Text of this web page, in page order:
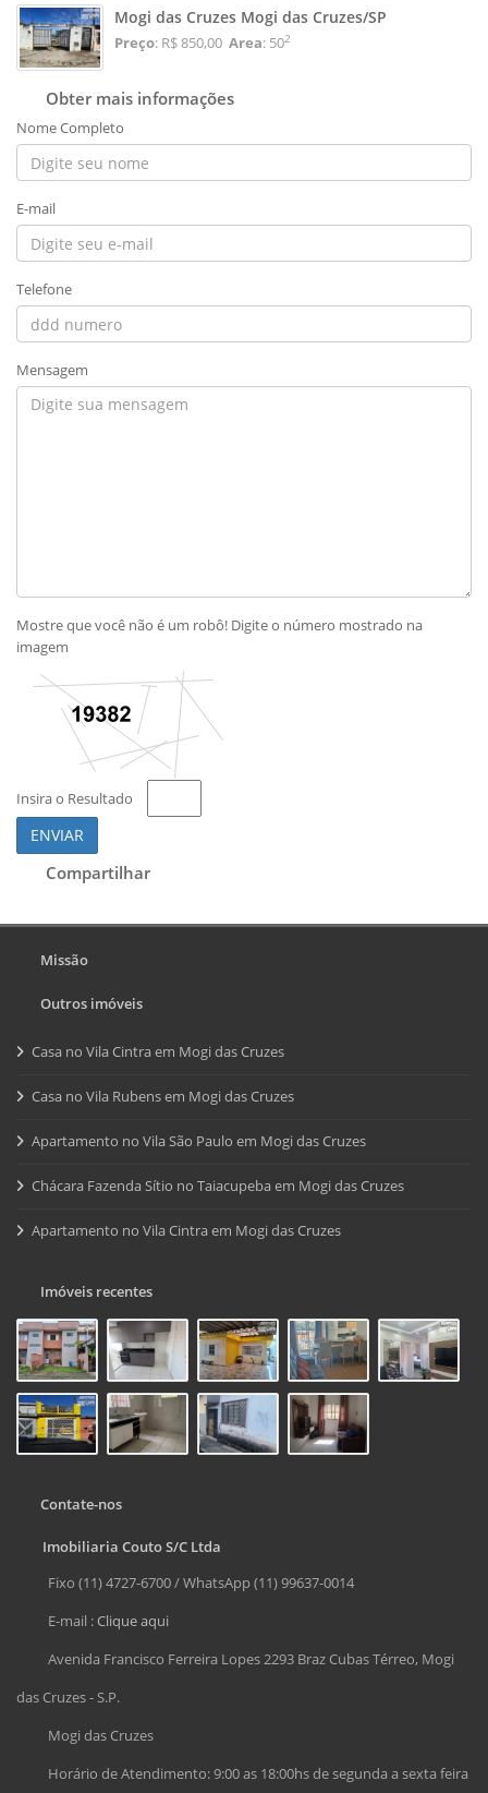
Mogi das Cruzes Mogi das Cruzes/SP
Preço: R$ 850,00 Area: 502
Obter mais informações
Nome Completo
E-mail
Telefone
Mensagem
Mostre que você não é um robô! Digite o número mostrado na
imagem
Insira o Resultado
ENVIAR
Compartilhar
Missão
Outros imóveis
Casa no Vila Cintra em Mogi das Cruzes
Casa no Vila Rubens em Mogi das Cruzes
Apartamento no Vila São Paulo em Mogi das Cruzes
Chácara Fazenda Sítio no Taiacupeba em Mogi das Cruzes
Apartamento no Vila Cintra em Mogi das Cruzes
Imóveis recentes
Contate-nos
Imobiliaria Couto S/C Ltda
Fixo (11) 4727-6700 / WhatsApp (11) 99637-0014
E-mail :Clique aqui
Avenida Francisco Ferreira Lopes 2293 Braz Cubas Térreo, Mogi
das Cruzes - S.P.
Mogi das Cruzes
Horário de Atendimento: 9:00 as 18:00hs de segunda a sexta feira